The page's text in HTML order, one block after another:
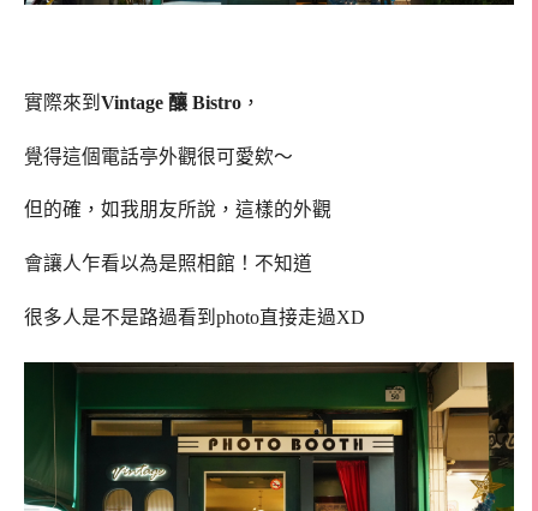
實際來到 Vintage 釀 Bistro ，
覺得這個電話亭外觀很可愛欸～
但的確，如我朋友所說，這樣的外觀
會讓人乍看以為是照相館！不知道
很多人是不是路過看到photo直接走過XD